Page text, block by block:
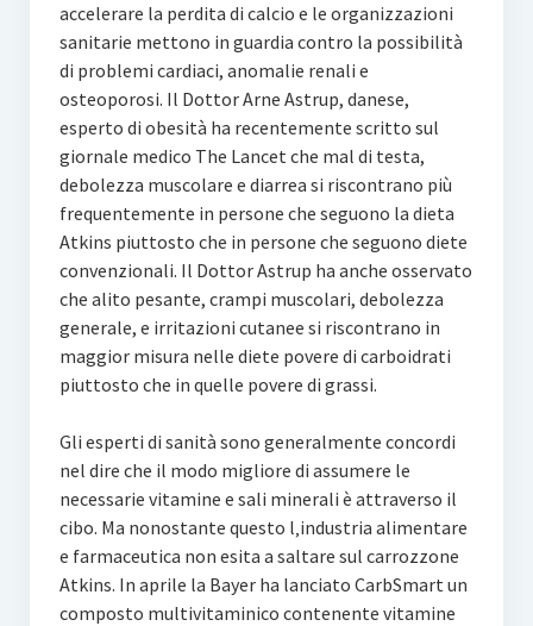
accelerare la perdita di calcio e le organizzazioni
sanitarie mettono in guardia contro la possibilità
di problemi cardiaci, anomalie renali e
osteoporosi. Il Dottor Arne Astrup, danese,
esperto di obesità ha recentemente scritto sul
giornale medico The Lancet che mal di testa,
debolezza muscolare e diarrea si riscontrano più
frequentemente in persone che seguono la dieta
Atkins piuttosto che in persone che seguono diete
convenzionali. Il Dottor Astrup ha anche osservato
che alito pesante, crampi muscolari, debolezza
generale, e irritazioni cutanee si riscontrano in
maggior misura nelle diete povere di carboidrati
piuttosto che in quelle povere di grassi.
Gli esperti di sanità sono generalmente concordi
nel dire che il modo migliore di assumere le
necessarie vitamine e sali minerali è attraverso il
cibo. Ma nonostante questo l‚industria alimentare
e farmaceutica non esita a saltare sul carrozzone
Atkins. In aprile la Bayer ha lanciato CarbSmart un
composto multivitaminico contenente vitamine